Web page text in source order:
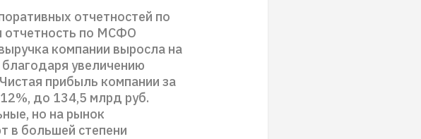
отчетностей по
отчетность по МСФО
компании выросла на
увеличению
прибыль компании за
до 134,5 млрд руб.
но на рынок
в большей степени